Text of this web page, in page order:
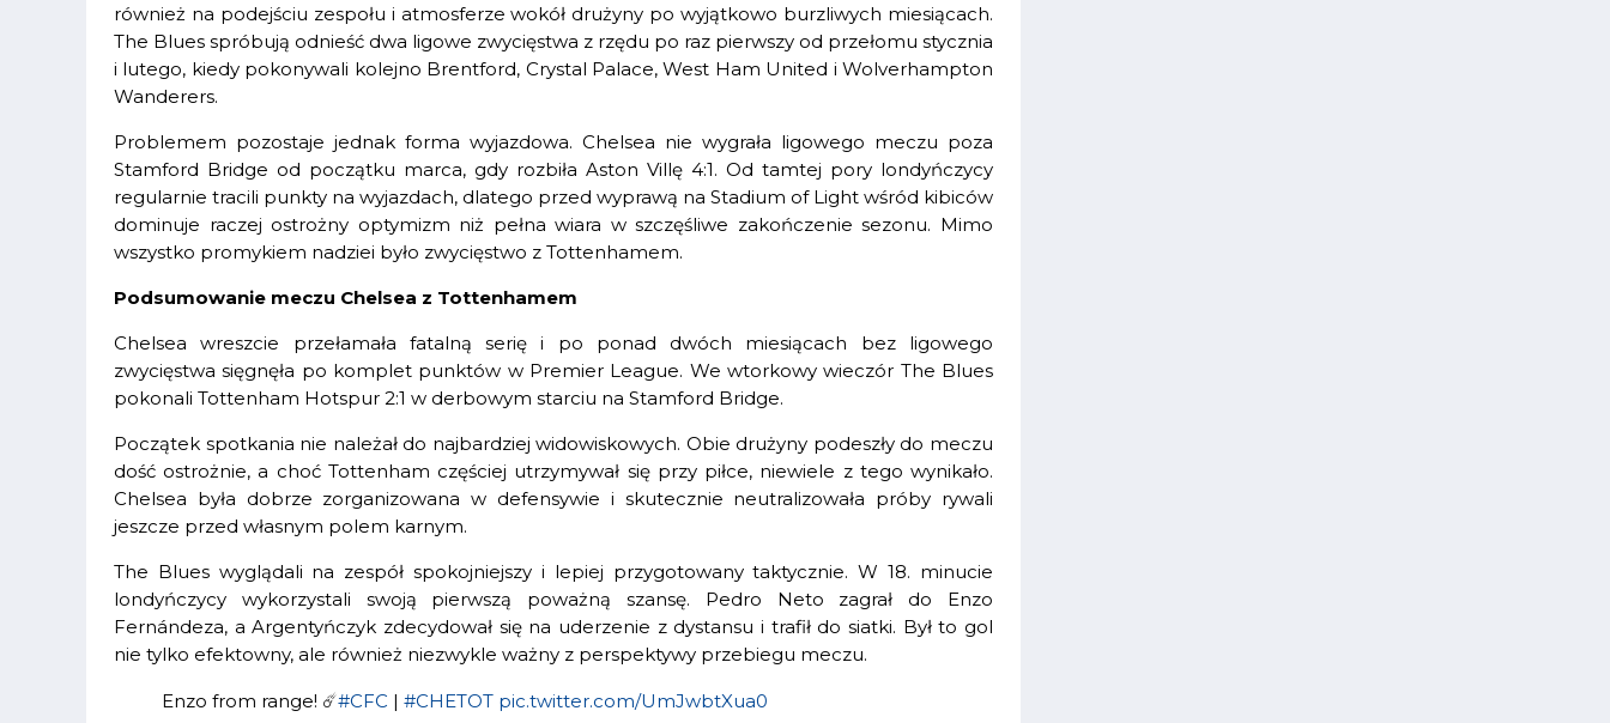
również na podejściu zespołu i atmosferze wokół drużyny po wyjątkowo burzliwych miesiącach.
The Blues spróbują odnieść dwa ligowe zwycięstwa z rzędu po raz pierwszy od przełomu stycznia
i lutego, kiedy pokonywali kolejno Brentford, Crystal Palace, West Ham United i Wolverhampton
Wanderers.
Problemem pozostaje jednak forma wyjazdowa. Chelsea nie wygrała ligowego meczu poza
Stamford Bridge od początku marca, gdy rozbiła Aston Villę 4:1. Od tamtej pory londyńczycy
regularnie tracili punkty na wyjazdach, dlatego przed wyprawą na Stadium of Light wśród kibiców
dominuje raczej ostrożny optymizm niż pełna wiara w szczęśliwe zakończenie sezonu. Mimo
wszystko promykiem nadziei było zwycięstwo z Tottenhamem.
Podsumowanie meczu Chelsea z Tottenhamem
Chelsea wreszcie przełamała fatalną serię i po ponad dwóch miesiącach bez ligowego
zwycięstwa sięgnęła po komplet punktów w Premier League. We wtorkowy wieczór The Blues
pokonali Tottenham Hotspur 2:1 w derbowym starciu na Stamford Bridge.
Początek spotkania nie należał do najbardziej widowiskowych. Obie drużyny podeszły do meczu
dość ostrożnie, a choć Tottenham częściej utrzymywał się przy piłce, niewiele z tego wynikało.
Chelsea była dobrze zorganizowana w defensywie i skutecznie neutralizowała próby rywali
jeszcze przed własnym polem karnym.
The Blues wyglądali na zespół spokojniejszy i lepiej przygotowany taktycznie. W 18. minucie
londyńczycy wykorzystali swoją pierwszą poważną szansę. Pedro Neto zagrał do Enzo
Fernándeza, a Argentyńczyk zdecydował się na uderzenie z dystansu i trafił do siatki. Był to gol
nie tylko efektowny, ale również niezwykle ważny z perspektywy przebiegu meczu.
Enzo from range! ☄️#CFC | #CHETOT pic.twitter.com/UmJwbtXua0